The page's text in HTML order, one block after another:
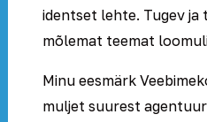
identset lehte. Tugev ja
mõlemat teemat
Minu eesmärk
muljet suurest